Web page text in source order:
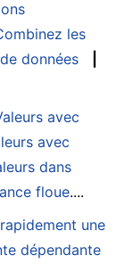
les
données
avec
avec
dans
floue....
une
dépendante